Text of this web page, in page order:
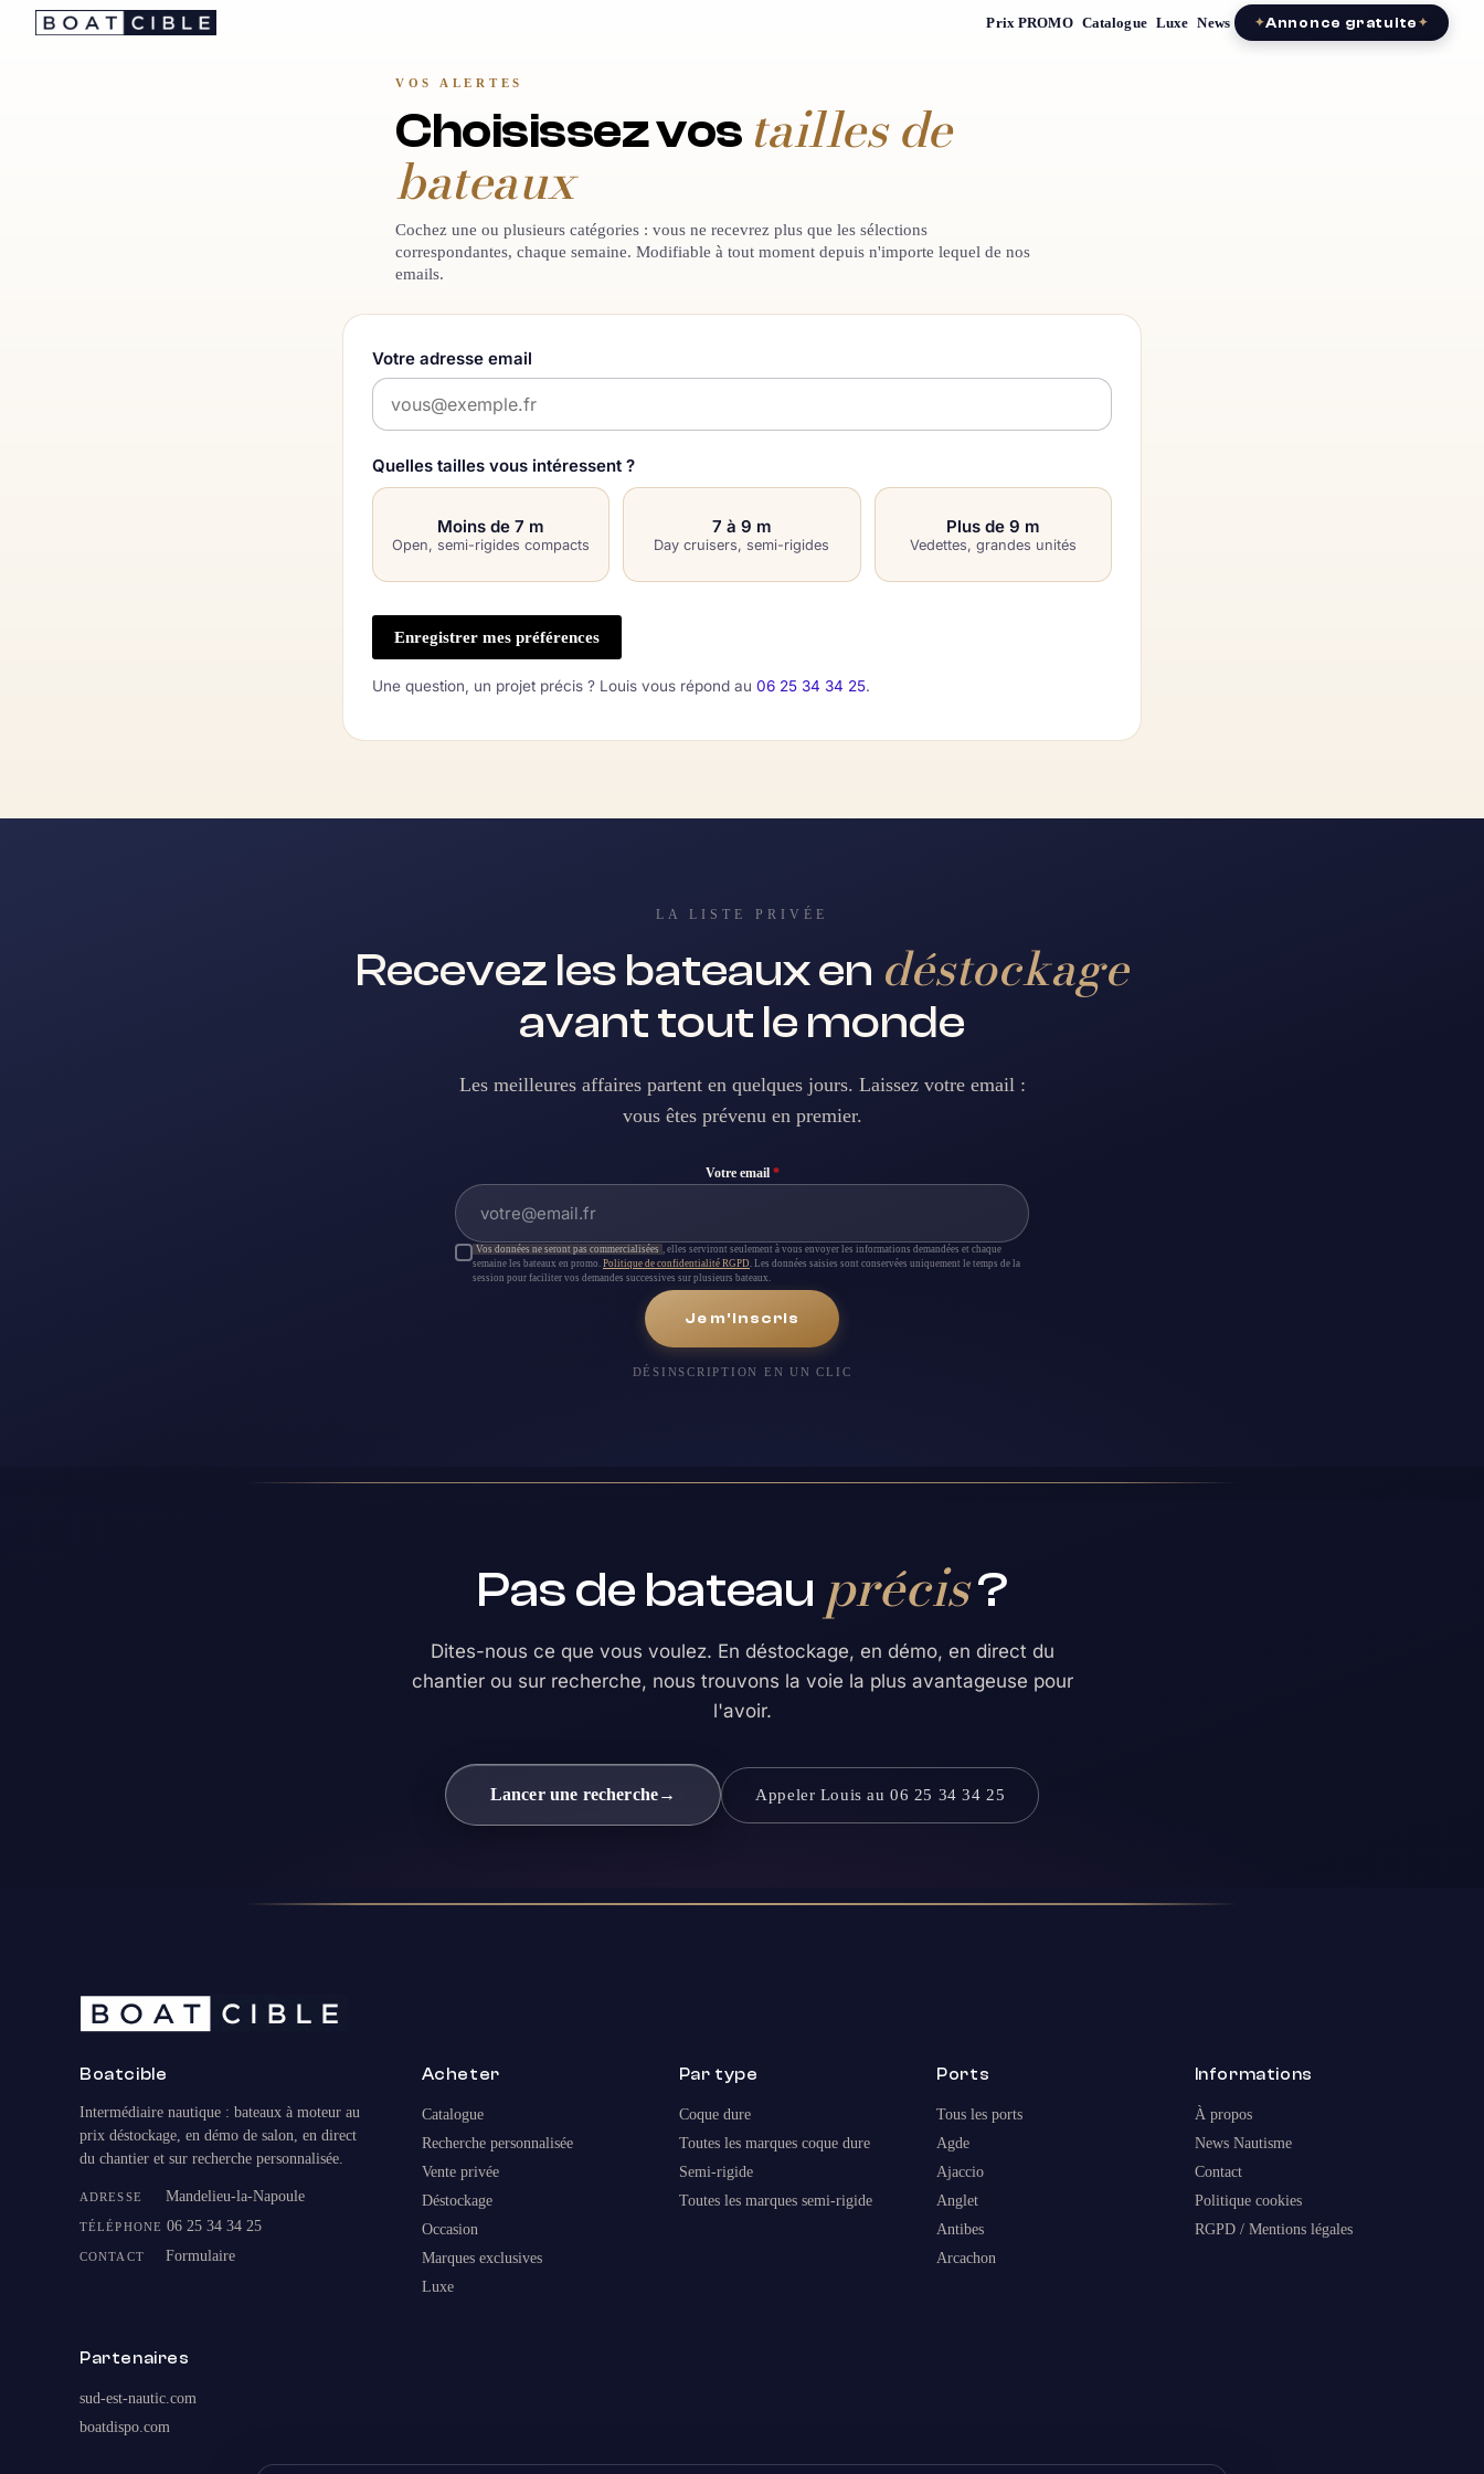
Passer
Prix PROMO Catalogue Luxe News Annonce gratuite
VOS ALERTES
Choisissez vos tailles de
bateaux
Cochez une ou plusieurs catégories : vous ne recevrez plus que les sélections
correspondantes, chaque semaine. Modifiable à tout moment depuis n'importe lequel de nos
emails.
Votre adresse email
Quelles tailles vous intéressent ?
Moins de 7 m
Open, semi-rigides compacts
7 à 9 m
Day cruisers, semi-rigides
Plus de 9 m
Vedettes, grandes unités
Enregistrer mes préférences
Une question, un projet précis ? Louis vous répond au 06 25 34 34 25.
LA LISTE PRIVÉE
Recevez les bateaux en déstockage
avant tout le monde
Les meilleures affaires partent en quelques jours. Laissez votre email :
vous êtes prévenu en premier.
Votre email *
Vos données ne seront pas commercialisées
, elles serviront seulement à vous envoyer les informations demandées et chaque
semaine les bateaux en promo. Politique de confidentialité RGPD . Les données saisies sont conservées uniquement le temps de la
session pour faciliter vos demandes successives sur plusieurs bateaux.
Je m'inscris
DÉSINSCRIPTION EN UN CLIC
Pas de bateau précis?
Dites-nous ce que vous voulez. En déstockage, en démo, en direct du
chantier ou sur recherche, nous trouvons la voie la plus avantageuse pour
l'avoir.
Lancer une recherche→ Appeler Louis au 06 25 34 34 25
Boatcible
Intermédiaire nautique : bateaux à moteur au
prix déstockage, en démo de salon, en direct
du chantier et sur recherche personnalisée.
ADRESSE Mandelieu-la-Napoule
TÉLÉPHONE 06 25 34 34 25
CONTACT Formulaire
Acheter
Catalogue
Recherche personnalisée
Vente privée
Déstockage
Occasion
Marques exclusives
Luxe
Par type
Coque dure
Toutes les marques coque dure
Semi-rigide
Toutes les marques semi-rigide
Ports
Tous les ports
Agde
Ajaccio
Anglet
Antibes
Arcachon
Informations
À propos
News Nautisme
Contact
Politique cookies
RGPD / Mentions légales
Partenaires
sud-est-nautic.com
boatdispo.com